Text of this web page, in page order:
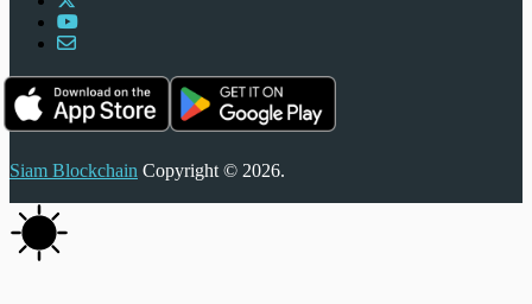
Siam Blockchain Copyright © 2026.